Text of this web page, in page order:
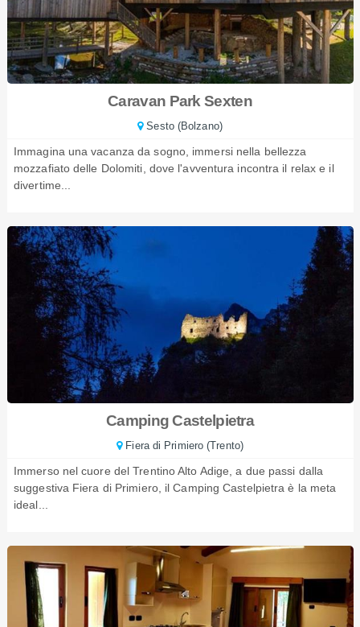
Caravan Park Sexten
Sesto (Bolzano)
Immagina una vacanza da sogno, immersi nella bellezza
mozzafiato delle Dolomiti, dove l'avventura incontra il relax e il
divertime...
Camping Castelpietra
Fiera di Primiero (Trento)
Immerso nel cuore del Trentino Alto Adige, a due passi dalla
suggestiva Fiera di Primiero, il Camping Castelpietra è la meta
ideal...